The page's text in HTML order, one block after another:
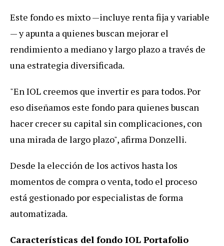
Este fondo es mixto —incluye renta fija y variable
— y apunta a quienes buscan mejorar el
rendimiento a mediano y largo plazo a través de
una estrategia diversificada.
"En IOL creemos que invertir es para todos. Por
eso diseñamos este fondo para quienes buscan
hacer crecer su capital sin complicaciones, con
una mirada de largo plazo", afirma Donzelli.
Desde la elección de los activos hasta los
momentos de compra o venta, todo el proceso
está gestionado por especialistas de forma
automatizada.
Características del fondo IOL Portafolio